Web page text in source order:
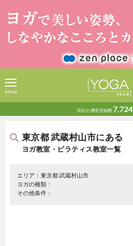
現在の教室登録数 7,724
Menu
東京都 武蔵村山市にある
ヨガ教室・ピラティス教室一覧
エリア：東京都 武蔵村山市
ヨガの種類：
その他条件：